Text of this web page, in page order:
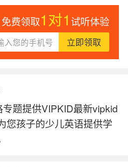
免费领取1对1 试听体验
立即领取
题提供VIPKID最新vipkid
您孩子的少儿英语提供学